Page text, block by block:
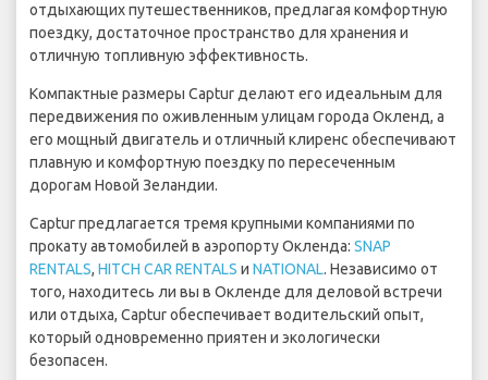
отдыхающих путешественников, предлагая комфортную
поездку, достаточное пространство для хранения и
отличную топливную эффективность.
Компактные размеры Captur делают его идеальным для
передвижения по оживленным улицам города Окленд, а
его мощный двигатель и отличный клиренс обеспечивают
плавную и комфортную поездку по пересеченным
дорогам Новой Зеландии.
Captur предлагается тремя крупными компаниями по
прокату автомобилей в аэропорту Окленда: SNAP
RENTALS, HITCH CAR RENTALS и NATIONAL. Независимо от
того, находитесь ли вы в Окленде для деловой встречи
или отдыха, Captur обеспечивает водительский опыт,
который одновременно приятен и экологически
безопасен.